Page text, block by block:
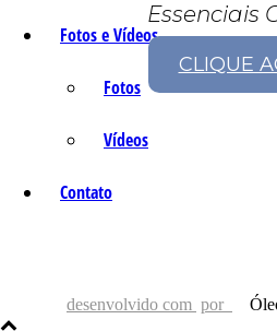
Fotos e Vídeos
Fotos
Vídeos
Contato
Essenciais
CLIQUE
desenvolvido com por